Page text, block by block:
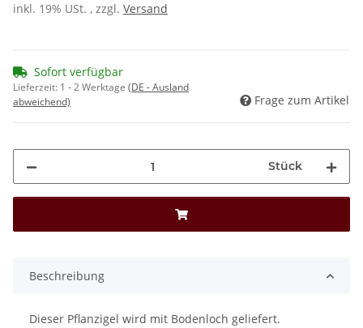
inkl. 19% USt. , zzgl. Versand
Sofort verfügbar
Lieferzeit: 1 - 2 Werktage (DE - Ausland
abweichend)
Frage zum Artikel
Stück
Beschreibung
Dieser Pflanzigel wird mit Bodenloch geliefert.